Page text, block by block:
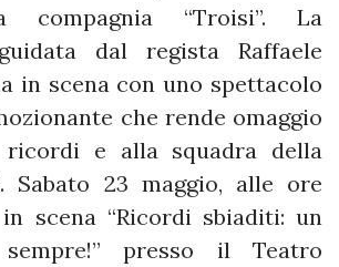
compagnia “Troisi”. La
dal regista Raffaele
in scena con uno spettacolo
che rende omaggio
ricordi e alla squadra della
Sabato 23 maggio, alle ore
scena “Ricordi sbiaditi: un
presso il Teatro